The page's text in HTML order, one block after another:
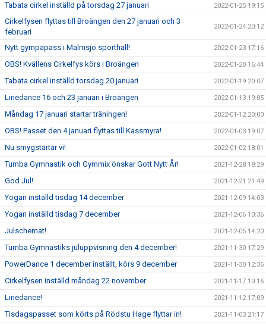
Tabata cirkel inställd på torsdag 27 januari 2022-01-25 19:15
Cirkelfysen flyttas till Broängen den 27 januari och 3
februari
2022-01-24 20:12
Nytt gympapass i Malmsjö sporthall! 2022-01-23 17:16
OBS! Kvällens Cirkelfys körs i Broängen 2022-01-20 16:44
Tabata cirkel inställd torsdag 20 januari 2022-01-19 20:07
Linedance 16 och 23 januari i Broängen 2022-01-13 19:05
Måndag 17 januari startar träningen! 2022-01-12 20:00
OBS! Passet den 4 januari flyttas till Kassmyra! 2022-01-03 19:07
Nu smygstartar vi! 2022-01-02 18:01
Tumba Gymnastik och Gymmix önskar Gott Nytt År! 2021-12-28 18:29
God Jul! 2021-12-21 21:49
Yogan inställd tisdag 14 december 2021-12-09 14:03
Yogan inställd tisdag 7 december 2021-12-06 10:36
Julschemat! 2021-12-05 14:20
Tumba Gymnastiks juluppvisning den 4 december! 2021-11-30 17:29
PowerDance 1 december inställt, körs 9 december 2021-11-30 12:36
Cirkelfysen inställd måndag 22 november 2021-11-17 10:16
Linedance! 2021-11-12 17:09
Tisdagspasset som körts på Rödstu Hage flyttar in! 2021-11-03 21:17